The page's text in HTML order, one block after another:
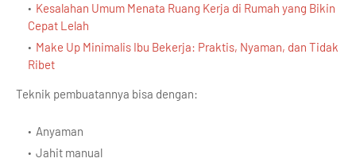
Kesalahan Umum Menata Ruang Kerja di Rumah yang Bikin
Cepat Lelah
Make Up Minimalis Ibu Bekerja: Praktis, Nyaman, dan Tidak
Ribet
Teknik pembuatannya bisa dengan:
Anyaman
Jahit manual